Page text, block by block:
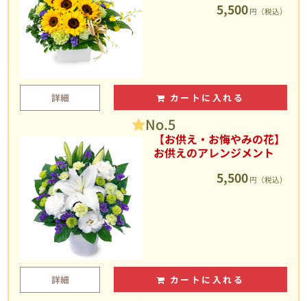
5,500 円（税込）
詳細 カートに入れる
No.5
【お供え・お悔やみの花】
お供えのアレンジメント
5,500 円（税込）
詳細 カートに入れる